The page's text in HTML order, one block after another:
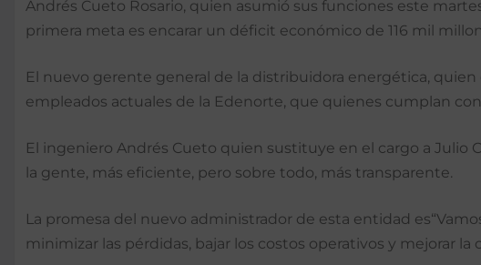
Andrés Cueto Rosario, quien asumió sus funciones este
primera meta es encarar un déficit económico de 116 mil
El nuevo gerente general de la distribuidora energética,
empleados actuales de la Edenorte, que quienes cumplan
El ingeniero Andrés Cueto quien sustituye en el cargo a Julio
la gente, más eficiente, pero sobre todo, más transparente.
La promesa del nuevo administrador de esta entidad
minimizar las pérdidas, bajar los costos operativos y mejorar la